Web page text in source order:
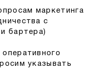
маркетинга
c
бартера)
оперативного
указывать